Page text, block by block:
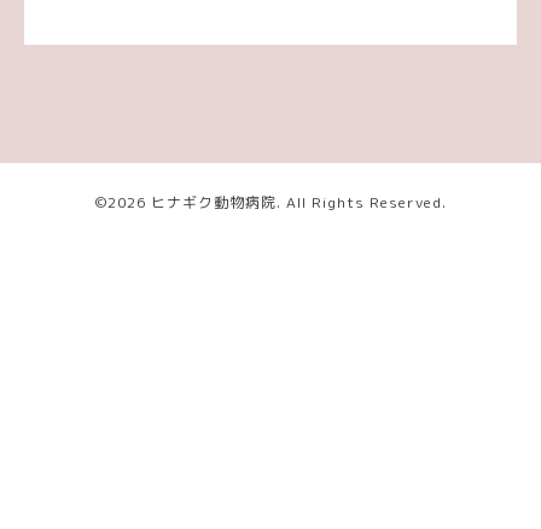
©2026 ヒナギク動物病院. All Rights Reserved.